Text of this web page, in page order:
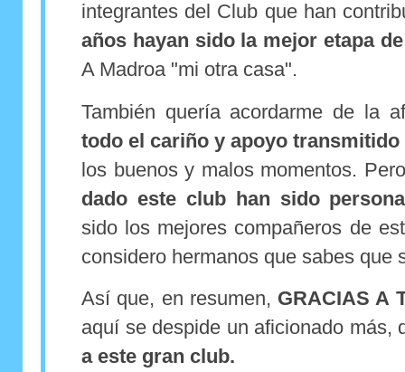
integrantes del Club que han
años hayan sido la mejor etapa
A Madroa "mi otra casa".
También quería acordarme de la
todo el cariño y apoyo
los buenos y malos momentos.
dado este club han sido
sido los mejores compañeros de
considero hermanos que sabes que
Así que, en resumen, GRACIAS A
aquí se despide un aficionado más,
a este gran club.